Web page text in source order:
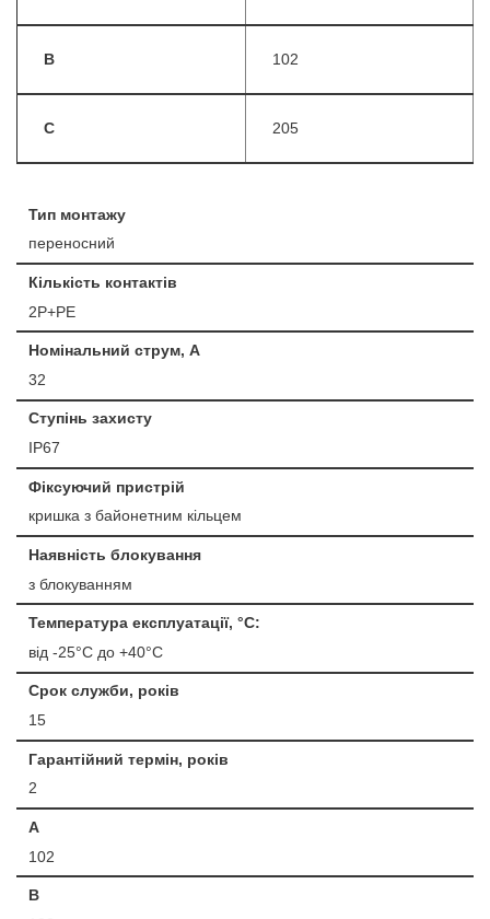
B 102
C 205
Тип монтажу
переносний
Кількість контактів
2Р+РЕ
Номінальний струм, А
32
Ступінь захисту
IP67
Фіксуючий пристрій
кришка з байонетним кільцем
Наявність блокування
з блокуванням
Температура експлуатації, °С:
від -25°C до +40°C
Срок служби, років
15
Гарантійний термін, років
2
A
102
B